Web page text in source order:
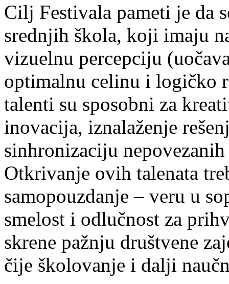
Cilj Festivala pameti je da
srednjih škola, koji imaju
vizuelnu percepciju
optimalnu celinu i logičko
talenti su sposobni za
inovacija, iznalaženje
sinhronizaciju
Otkrivanje ovih talenata
samopouzdanje – veru u
smelost i odlučnost za
skrene pažnju društvene
čije školovanje i dalji